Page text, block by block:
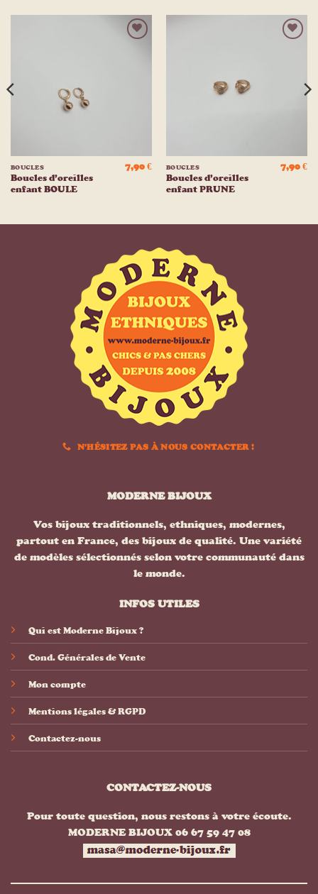
BOUCLES
Boucles d’oreilles
enfant BOULE
7,90€ BOUCLES
Boucles d’oreilles
enfant PRUNE
7,90€
N'HÉSITEZ PAS À NOUS CONTACTER !
MODERNE BIJOUX
Vos bijoux traditionnels, ethniques, modernes,
partout en France, des bijoux de qualité. Une variété
de modèles sélectionnés selon votre communauté dans
le monde.
INFOS UTILES
Qui est Moderne Bijoux ?
Cond. Générales de Vente
Mon compte
Mentions légales & RGPD
Contactez-nous
CONTACTEZ-NOUS
Pour toute question, nous restons à votre écoute.
MODERNE BIJOUX 06 67 59 47 08